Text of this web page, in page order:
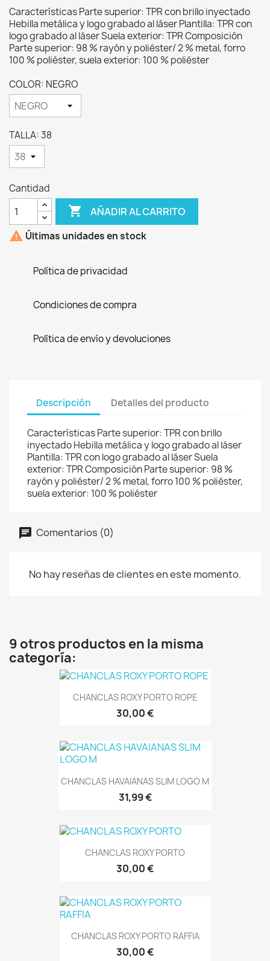
Características Parte superior: TPR con brillo inyectado
Hebilla metálica y logo grabado al láser Plantilla: TPR con
logo grabado al láser Suela exterior: TPR Composición
Parte superior: 98 % rayón y poliéster/ 2 % metal, forro
100 % poliéster, suela exterior: 100 % poliéster
COLOR: NEGRO
TALLA: 38
Cantidad
 AÑADIR AL CARRITO
 Últimas unidades en stock
Política de privacidad
Condiciones de compra
Política de envío y devoluciones
Descripción Detalles del producto
Características Parte superior: TPR con brillo
inyectado Hebilla metálica y logo grabado al láser
Plantilla: TPR con logo grabado al láser Suela
exterior: TPR Composición Parte superior: 98 %
rayón y poliéster/ 2 % metal, forro 100 % poliéster,
suela exterior: 100 % poliéster
Comentarios (0)
No hay reseñas de clientes en este momento.
9 otros productos en la misma
categoría:
CHANCLAS ROXY PORTO ROPE
30,00 €
CHANCLAS HAVAIANAS SLIM LOGO M
31,99 €
CHANCLAS ROXY PORTO
30,00 €
CHANCLAS ROXY PORTO RAFFIA
30,00 €